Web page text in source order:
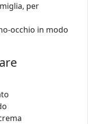
per
occhio in modo